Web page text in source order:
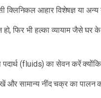
क्लिनिकल आहार विशेषज्ञ या
फिर भी हल्का व्यायाम जैसे घर के
(fluids) का सेवन करें
और सामान्य नींद चक्र का पालन